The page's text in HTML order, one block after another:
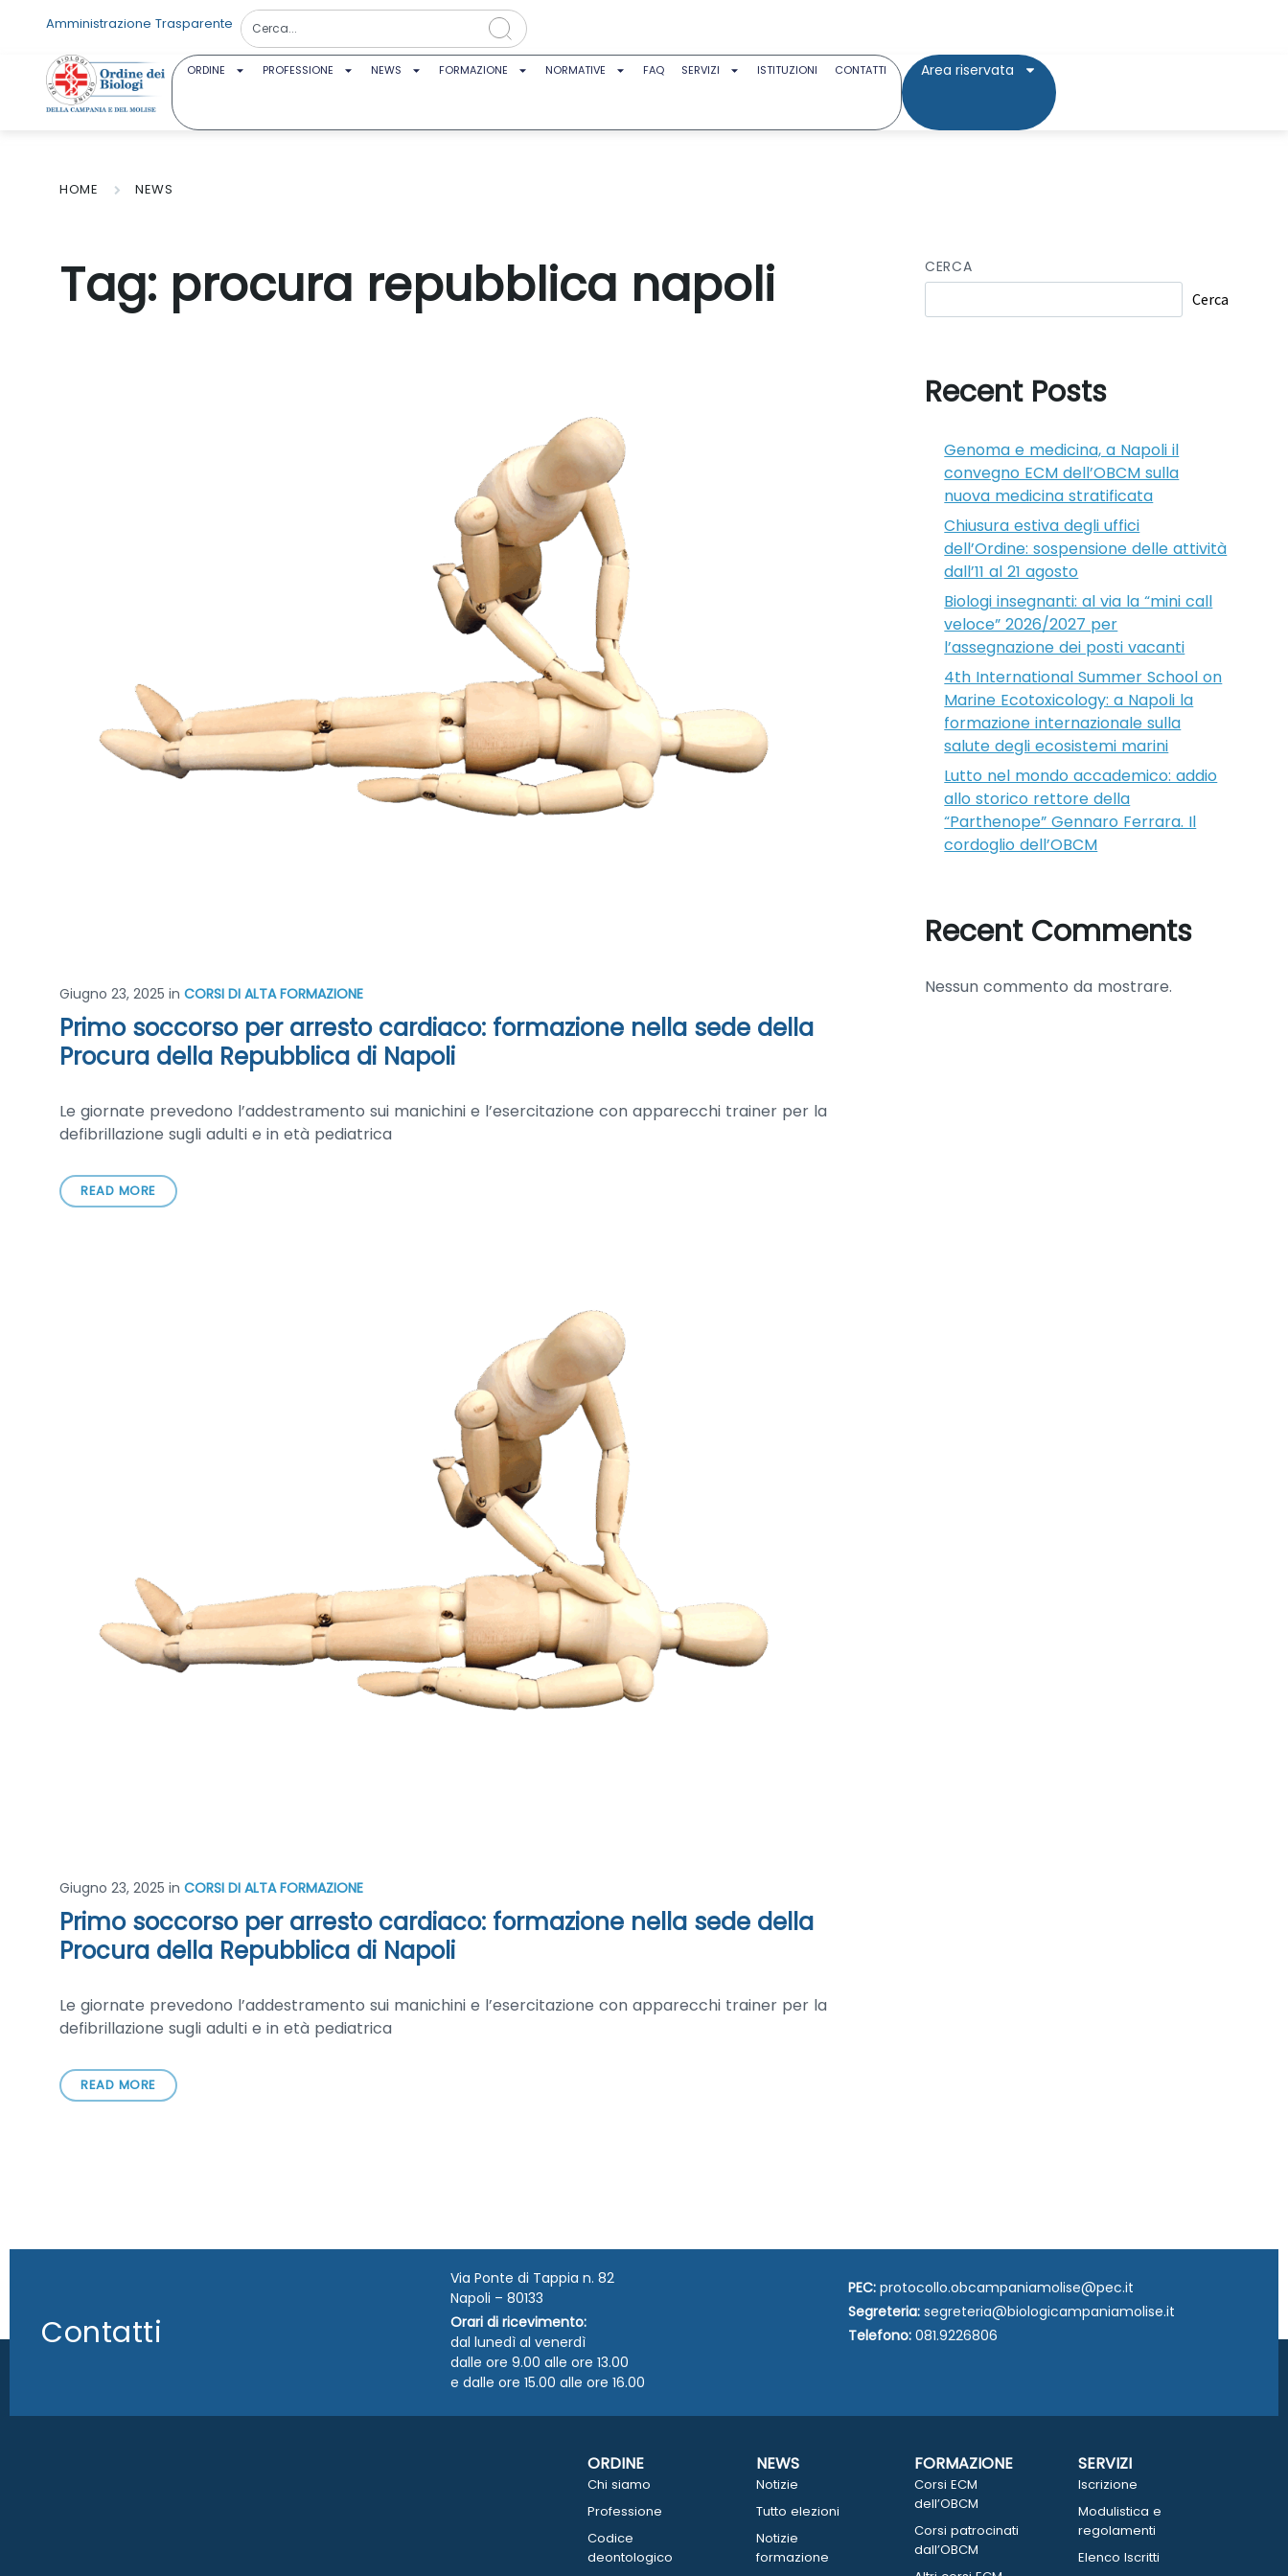
Amministrazione Trasparente
ORDINE PROFESSIONE NEWS FORMAZIONE NORMATIVE FAQ SERVIZI ISTITUZIONI CONTATTI Area riservata
HOME NEWS
Tag: procura repubblica napoli
Giugno 23, 2025 in CORSI DI ALTA FORMAZIONE
Primo soccorso per arresto cardiaco: formazione nella sede della
Procura della Repubblica di Napoli
Le giornate prevedono l’addestramento sui manichini e l’esercitazione con apparecchi trainer per la
defibrillazione sugli adulti e in età pediatrica
READ MORE
Giugno 23, 2025 in CORSI DI ALTA FORMAZIONE
Primo soccorso per arresto cardiaco: formazione nella sede della
Procura della Repubblica di Napoli
Le giornate prevedono l’addestramento sui manichini e l’esercitazione con apparecchi trainer per la
defibrillazione sugli adulti e in età pediatrica
READ MORE
CERCA
Cerca
Recent Posts
Genoma e medicina, a Napoli il
convegno ECM dell’OBCM sulla
nuova medicina stratificata
Chiusura estiva degli uffici
dell’Ordine: sospensione delle attività
dall’11 al 21 agosto
Biologi insegnanti: al via la “mini call
veloce” 2026/2027 per
l’assegnazione dei posti vacanti
4th International Summer School on
Marine Ecotoxicology: a Napoli la
formazione internazionale sulla
salute degli ecosistemi marini
Lutto nel mondo accademico: addio
allo storico rettore della
“Parthenope” Gennaro Ferrara. Il
cordoglio dell’OBCM
Recent Comments
Nessun commento da mostrare.
Contatti
Via Ponte di Tappia n. 82
Napoli – 80133
Orari di ricevimento:
dal lunedì al venerdì
dalle ore 9.00 alle ore 13.00
e dalle ore 15.00 alle ore 16.00
PEC: protocollo.obcampaniamolise@pec.it
Segreteria: segreteria@biologicampaniamolise.it
Telefono: 081.9226806
ORDINE
Chi siamo
Professione
Codice
deontologico
NEWS
Notizie
Tutto elezioni
Notizie
formazione
FORMAZIONE
Corsi ECM
dell’OBCM
Corsi patrocinati
dall’OBCM
SERVIZI
Iscrizione
Modulistica e
regolamenti
Elenco Iscritti